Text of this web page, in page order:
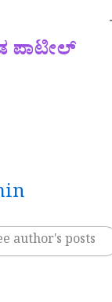
ಪಾಟೀಲ್
author's posts